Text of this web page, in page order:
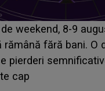
ACEST DETALIU
și ei în față, eu nu